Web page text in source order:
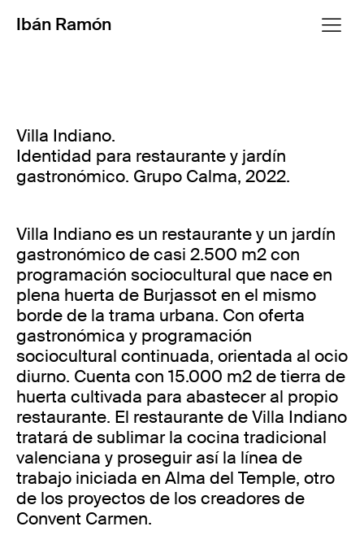
Ibán Ramón
Villa Indiano.
Identidad para restaurante y jardín
gastronómico. Grupo Calma, 2022.
Villa Indiano es un restaurante y un jardín
gastronómico de casi 2.500 m2 con
programación sociocultural que nace en
plena huerta de Burjassot en el mismo
borde de la trama urbana. Con oferta
gastronómica y programación
sociocultural continuada, orientada al ocio
diurno. Cuenta con 15.000 m2 de tierra de
huerta cultivada para abastecer al propio
restaurante. El restaurante de Villa Indiano
tratará de sublimar la cocina tradicional
valenciana y proseguir así la línea de
trabajo iniciada en Alma del Temple, otro
de los proyectos de los creadores de
Convent Carmen.